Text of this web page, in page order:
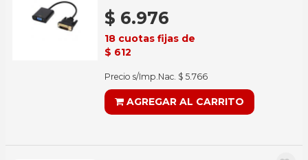
$ 6.976
18 cuotas fijas de
$ 612
Precio s/Imp.Nac. $ 5.766
AGREGAR AL CARRITO